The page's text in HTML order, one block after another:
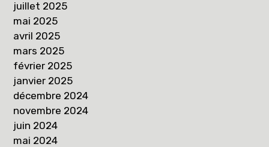
juillet 2025
mai 2025
avril 2025
mars 2025
février 2025
janvier 2025
décembre 2024
novembre 2024
juin 2024
mai 2024